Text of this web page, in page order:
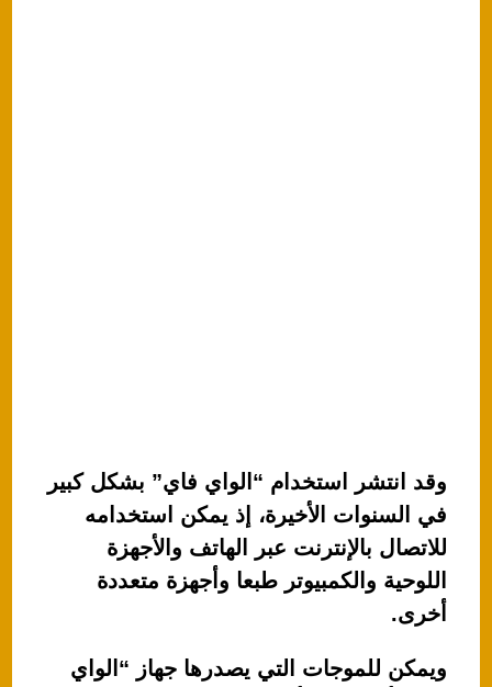
وقد انتشر استخدام “الواي فاي” بشكل كبير
في السنوات الأخيرة، إذ يمكن استخدامه
للاتصال بالإنترنت عبر الهاتف والأجهزة
اللوحية والكمبيوتر طبعا وأجهزة متعددة
أخرى.
ويمكن للموجات التي يصدرها جهاز “الواي